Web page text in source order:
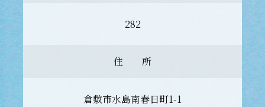
282
住 所
倉敷市水島南春日町1-1